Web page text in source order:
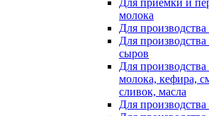
Для приемки и
молока
Для производства
Для
сыров
Для
молока, кефира,
сливок, масла
Для